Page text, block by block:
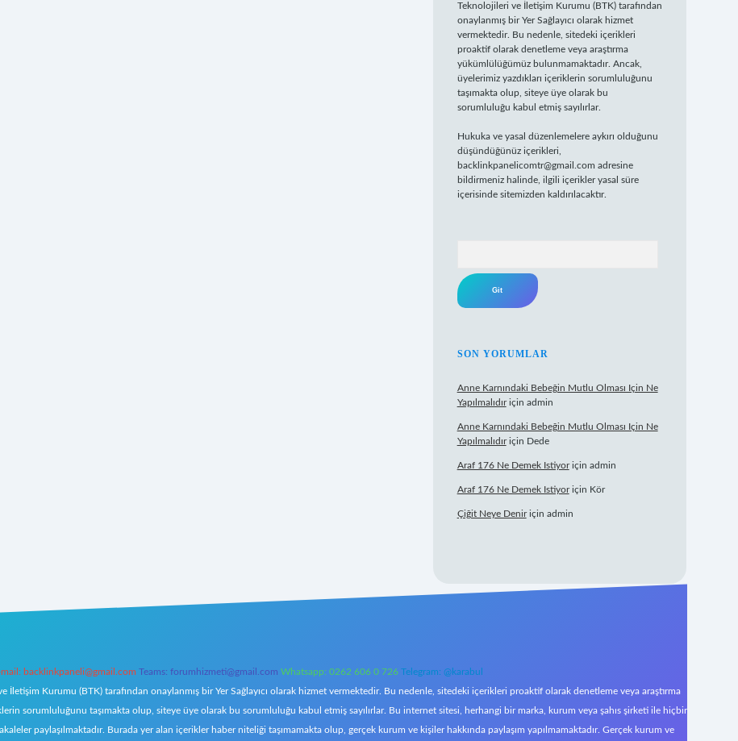
Teknolojileri ve İletişim Kurumu (BTK) tarafından
onaylanmış bir Yer Sağlayıcı olarak hizmet
vermektedir. Bu nedenle, sitedeki içerikleri
proaktif olarak denetleme veya araştırma
yükümlülüğümüz bulunmamaktadır. Ancak,
üyelerimiz yazdıkları içeriklerin sorumluluğunu
taşımakta olup, siteye üye olarak bu
sorumluluğu kabul etmiş sayılırlar.
Hukuka ve yasal düzenlemelere aykırı olduğunu
düşündüğünüz içerikleri,
backlinkpanelicomtr@gmail.com adresine
bildirmeniz halinde, ilgili içerikler yasal süre
içerisinde sitemizden kaldırılacaktır.
SON YORUMLAR
Anne Karnındaki Bebeğin Mutlu Olması Için Ne
Yapılmalıdıriçin admin
Anne Karnındaki Bebeğin Mutlu Olması Için Ne
Yapılmalıdıriçin Dede
Araf 176 Ne Demek Istiyoriçin admin
Araf 176 Ne Demek Istiyoriçin Kör
Çiğit Neye Deniriçin admin
mail: backlinkpaneli@gmail.com Teams: forumhizmeti@gmail.com Whatsapp: 0262 606 0 726 Telegram: @karabul
İletişim Kurumu (BTK) tarafından onaylanmış bir Yer Sağlayıcı olarak hizmet vermektedir. Bu nedenle, sitedeki içerikleri proaktif olarak denetleme veya araştırma
sorumluluğunu taşımakta olup, siteye üye olarak bu sorumluluğu kabul etmiş sayılırlar. Bu internet sitesi, herhangi bir marka, kurum veya şahıs şirketi ile hiçbir
paylaşılmaktadır. Burada yer alan içerikler haber niteliği taşımamakta olup, gerçek kurum ve kişiler hakkında paylaşım yapılmamaktadır. Gerçek kurum ve